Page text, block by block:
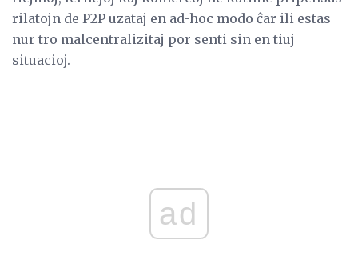
rilatojn de P2P uzataj en ad-hoc modo ĉar ili estas
nur tro malcentralizitaj por senti sin en tiuj
situacioj.
ad